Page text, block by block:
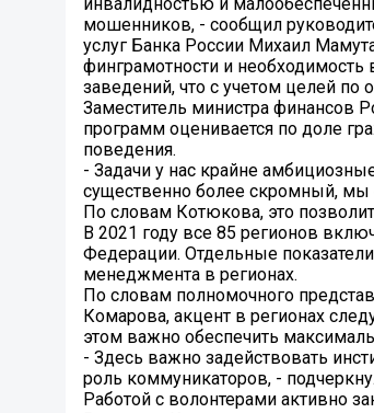
мошенников, - сообщил
услуг Банка России Михаил
финграмотности и необходимость
заведений, что с учетом целей
Заместитель министра финансов
программ оценивается по доле
поведения.
- Задачи у нас крайне
существенно более скромный, мы
По словам Котюкова, это
В 2021 году все 85 регионов
Федерации. Отдельные
менеджмента в регионах.
По словам полномочного
Комарова, акцент в регионах
этом важно обеспечить
- Здесь важно задействовать
роль коммуникаторов, -
Работой с волонтерами активно